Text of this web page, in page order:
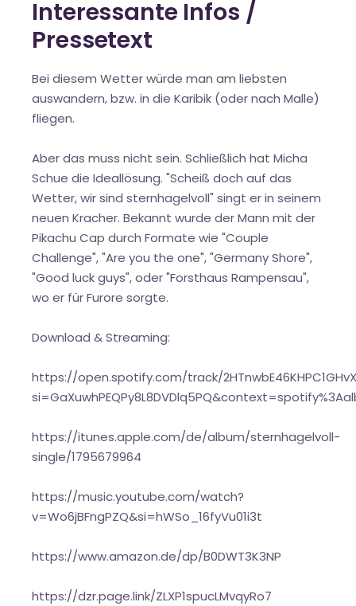
Interessante Infos /
Pressetext
Bei diesem Wetter würde man am liebsten
auswandern, bzw. in die Karibik (oder nach Malle)
fliegen.
Aber das muss nicht sein. Schließlich hat Micha
Schue die Ideallösung. "Scheiß doch auf das
Wetter, wir sind sternhagelvoll" singt er in seinem
neuen Kracher. Bekannt wurde der Mann mit der
Pikachu Cap durch Formate wie "Couple
Challenge", "Are you the one", "Germany Shore",
"Good luck guys", oder "Forsthaus Rampensau",
wo er für Furore sorgte.
Download & Streaming:
https://open.spotify.com/track/
https://itunes.apple.com/de/album/sternhagelvoll-
single/1795679964
https://music.youtube.com/watch?
v=Wo6jBFngPZQ&si=hWSo_16fyVu01i3t
https://www.amazon.de/dp/B0DWT3K3NP
https://dzr.page.link/ZLXP1spucLMvqyRo7